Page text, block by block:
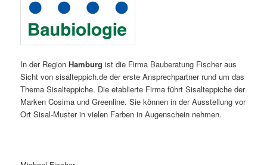
In der RegionHamburg ist die Firma Bauberatung Fischer aus
Sicht von sisalteppich.de der erste Ansprechpartner rund um das
Thema Sisalteppiche. Die etablierte Firma führt Sisalteppiche der
Marken Cosima und Greenline. Sie können in der Ausstellung vor
Ort Sisal-Muster in vielen Farben in Augenschein nehmen.